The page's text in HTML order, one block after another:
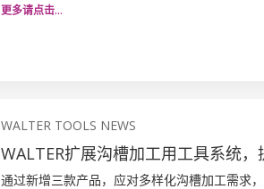
更多请点击…
WALTER TOOLS NEWS
WALTER扩展沟槽加工用工具系统，
通过新增三款产品，应对多样化沟槽加工需求